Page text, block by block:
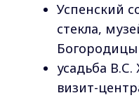
Успенский
стекла,
Богородицы
усадьба
визит-